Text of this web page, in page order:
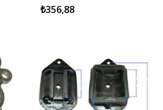
₺356,88